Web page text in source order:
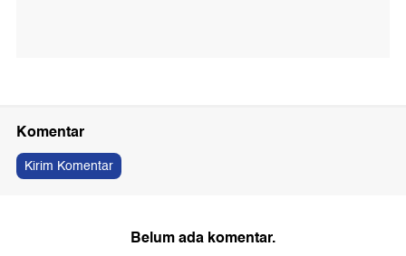
Komentar
Kirim Komentar
Belum ada komentar.